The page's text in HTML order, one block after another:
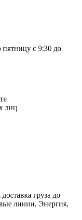
пятницу с 9:30 до
лиц
груза до
линии, Энергия,